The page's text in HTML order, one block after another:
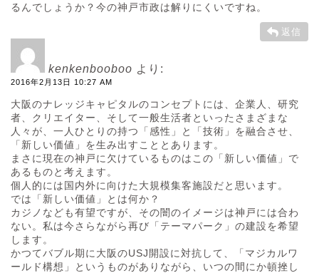
るんでしょうか？今の神戸市政は解りにくいですね。
返信
kenkenbooboo より:
2016年2月13日 10:27 AM
大阪のナレッジキャピタルのコンセプトには、企業人、研究
者、クリエイター、そして一般生活者といったさまざまな
人々が、一人ひとりの持つ「感性」と「技術」を融合させ、
「新しい価値」を生み出すこととあります。
まさに現在の神戸に欠けているものはこの「新しい価値」で
あるものと考えます。
個人的には国内外に向けた大規模集客施設だと思います。
では「新しい価値」とは何か？
カジノなども有望ですが、その闇のイメージは神戸には合わ
ない。私は今さらながら再び「テーマパーク」の建設を希望
します。
かつてバブル期に大阪のUSJ開設に対抗して、「マジカルワ
ールド構想」というものがありながら、いつの間にか頓挫し